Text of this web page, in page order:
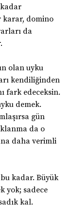
karar, domino
da
olan uyku
kendiliğinden
fark edeceksin.
demek.
gün
da o
daha verimli
kadar. Büyük
yok; sadece
kal.